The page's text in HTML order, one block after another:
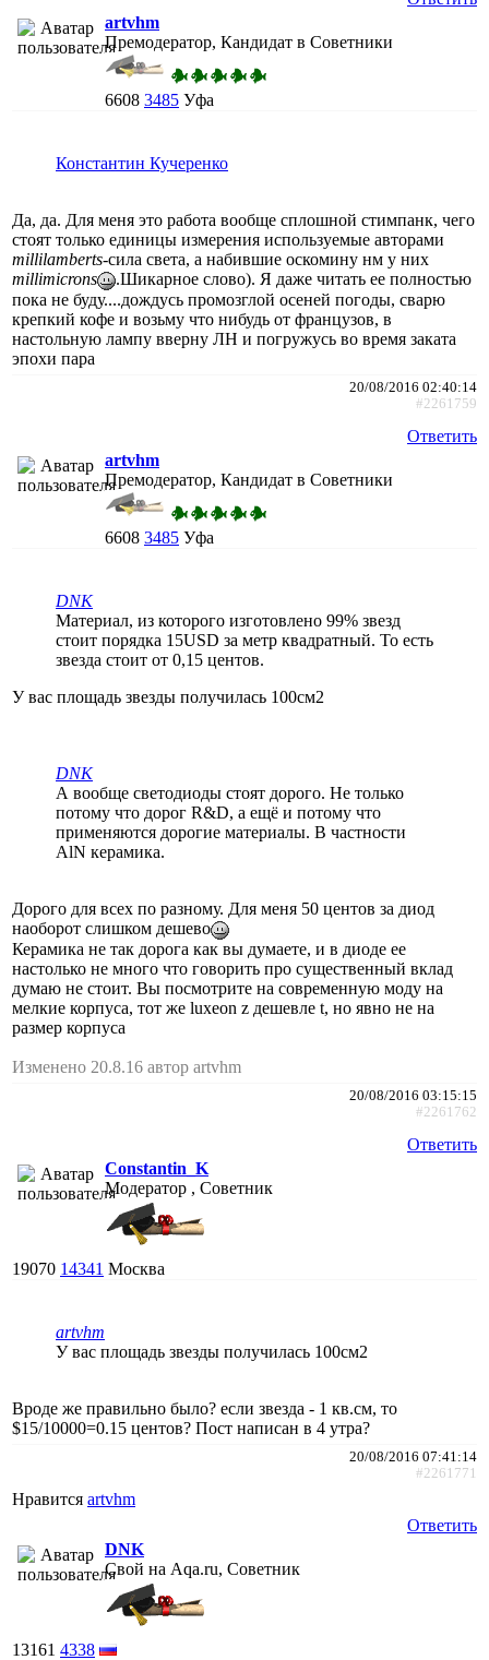
artvhm
Премодератор, Кандидат в Советники
6608 3485 Уфа
Константин Кучеренко
Да, да. Для меня это работа вообще сплошной стимпанк, чего
стоят только единицы измерения используемые авторами
millilamberts-сила света, а набившие оскомину нм у них
millimicrons
.Шикарное слово). Я даже читать ее полностью
пока не буду....дождусь промозглой осеней погоды, сварю
крепкий кофе и возьму что нибудь от французов, в
настольную лампу вверну ЛН и погружусь во время заката
эпохи пара
20/08/2016 02:40:14
#2261759
Ответить
artvhm
Премодератор, Кандидат в Советники
6608 3485 Уфа
DNK
Материал, из которого изготовлено 99% звезд
стоит порядка 15USD за метр квадратный. То есть
звезда стоит от 0,15 центов.
У вас площадь звезды получилась 100см2
DNK
А вообще светодиоды стоят дорого. Не только
потому что дорог R&D, а ещё и потому что
применяются дорогие материалы. В частности
AlN керамика.
Дорого для всех по разному. Для меня 50 центов за диод
наоборот слишком дешево
Керамика не так дорога как вы думаете, и в диоде ее
настолько не много что говорить про существенный вклад
думаю не стоит. Вы посмотрите на современную моду на
мелкие корпуса, тот же luxeon z дешевле t, но явно не на
размер корпуса
Изменено 20.8.16 автор artvhm
20/08/2016 03:15:15
#2261762
Ответить
Constantin_K
Модератор , Советник
19070 14341 Москва
artvhm
У вас площадь звезды получилась 100см2
Вроде же правильно было? если звезда - 1 кв.см, то
$15/10000=0.15 центов? Пост написан в 4 утра?
20/08/2016 07:41:14
#2261771
Нравится artvhm
Ответить
DNK
Свой на Aqa.ru, Советник
13161 4338